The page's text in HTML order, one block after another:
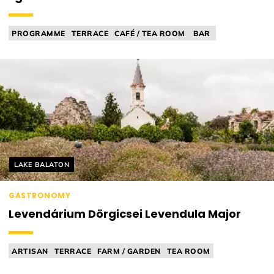
PROGRAMME TERRACE CAFÉ / TEA ROOM
BAR
Helyszín címkék:
LAKE BALATON
GASTRONOMY
Levendárium Dörgicsei Levendula Major
ARTISAN TERRACE FARM / GARDEN
TEA ROOM